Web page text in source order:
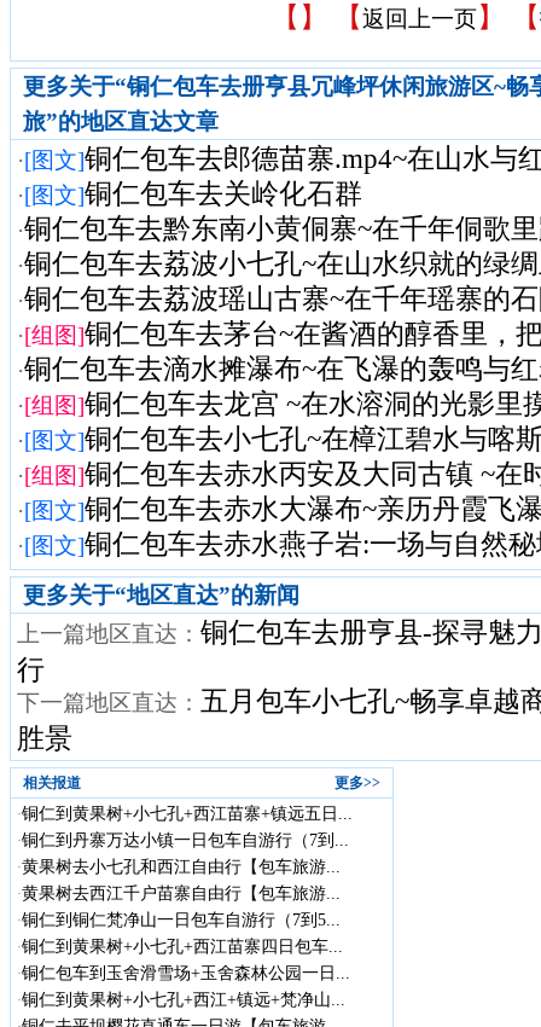
【 】 【返回上一页】 【
更多关于“铜仁包车去册亨县冗峰坪休闲旅游区~畅
旅”的地区直达文章
·[图文]铜仁包车去郎德苗寨.mp4~在山水与
·[图文]铜仁包车去关岭化石群
·铜仁包车去黔东南小黄侗寨~在千年侗歌
·铜仁包车去荔波小七孔~在山水织就的绿
·铜仁包车去荔波瑶山古寨~在千年瑶寨的
·[组图]铜仁包车去茅台~在酱酒的醇香里，
·铜仁包车去滴水摊瀑布~在飞瀑的轰鸣与
·[组图]铜仁包车去龙宫 ~在水溶洞的光影里
·[图文]铜仁包车去小七孔~在樟江碧水与喀
·[组图]铜仁包车去赤水丙安及大同古镇 ~在
·[图文]铜仁包车去赤水大瀑布~亲历丹霞飞
·[图文]铜仁包车去赤水燕子岩:一场与自然
更多关于“地区直达”的新闻
上一篇地区直达： 铜仁包车去册亨县-探寻魅
行
下一篇地区直达： 五月包车小七孔~畅享卓越
胜景
更多>>
相关报道
·铜仁到黄果树+小七孔+西江苗寨+镇远五日...
·铜仁到丹寨万达小镇一日包车自游行（7到...
·黄果树去小七孔和西江自由行【包车旅游...
·黄果树去西江千户苗寨自由行【包车旅游...
·铜仁到铜仁梵净山一日包车自游行（7到5...
·铜仁到黄果树+小七孔+西江苗寨四日包车...
·铜仁包车到玉舍滑雪场+玉舍森林公园一日...
·铜仁到黄果树+小七孔+西江+镇远+梵净山...